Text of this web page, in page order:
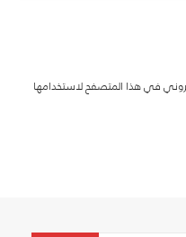
في هذا المتصفح لاستخدامها